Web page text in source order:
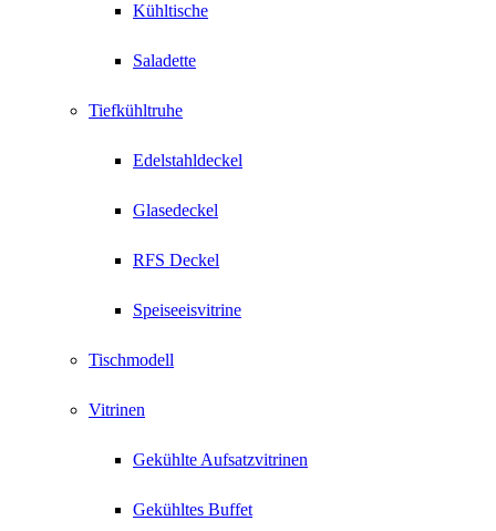
Kühltische
Saladette
Tiefkühltruhe
Edelstahldeckel
Glasedeckel
RFS Deckel
Speiseeisvitrine
Tischmodell
Vitrinen
Gekühlte Aufsatzvitrinen
Gekühltes Buffet